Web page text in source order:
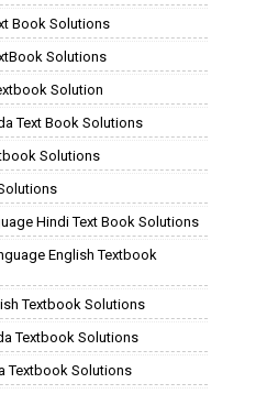
Book Solutions
Solutions
Solution
Text Book Solutions
Solutions
Hindi Text Book Solutions
English Textbook
Textbook Solutions
Textbook Solutions
Textbook Solutions